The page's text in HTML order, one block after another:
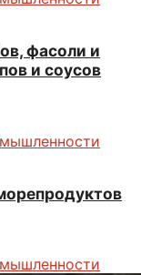
фасоли и
и соусов